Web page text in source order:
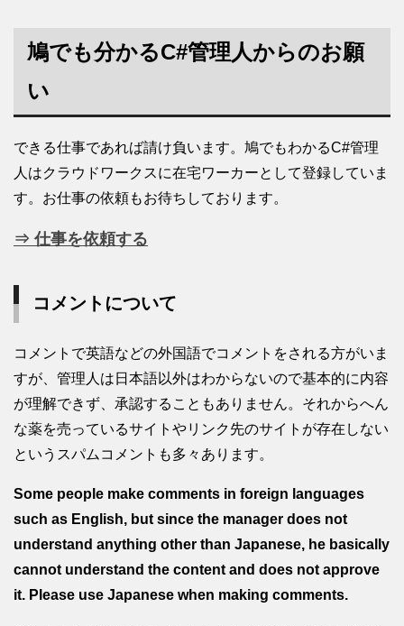
鳩でも分かるC#管理人からのお願
い
できる仕事であれば請け負います。鳩でもわかるC#管理
人はクラウドワークスに在宅ワーカーとして登録していま
す。お仕事の依頼もお待ちしております。
⇒ 仕事を依頼する
コメントについて
コメントで英語などの外国語でコメントをされる方がいま
すが、管理人は日本語以外はわからないので基本的に内容
が理解できず、承認することもありません。それからへん
な薬を売っているサイトやリンク先のサイトが存在しない
というスパムコメントも多々あります。
Some people make comments in foreign languages
such as English, but since the manager does not
understand anything other than Japanese, he basically
cannot understand the content and does not approve
it. Please use Japanese when making comments.